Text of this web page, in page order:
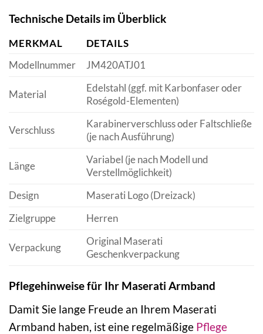
Technische Details im Überblick
MERKMAL
DETAILS
Modellnummer
JM420ATJ01
Material
Edelstahl (ggf. mit Karbonfaser oder
Roségold-Elementen)
Verschluss
Karabinerverschluss oder Faltschließe
(je nach Ausführung)
Länge
Variabel (je nach Modell und
Verstellmöglichkeit)
Design
Maserati Logo (Dreizack)
Zielgruppe
Herren
Verpackung
Original Maserati
Geschenkverpackung
Pflegehinweise für Ihr Maserati Armband
Damit Sie lange Freude an Ihrem Maserati
Armband haben, ist eine regelmäßige Pflege